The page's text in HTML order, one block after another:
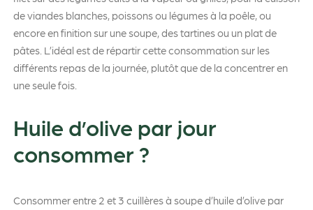
de viandes blanches, poissons ou légumes à la poêle, ou
encore en finition sur une soupe, des tartines ou un plat de
pâtes. L’idéal est de répartir cette consommation sur les
différents repas de la journée, plutôt que de la concentrer en
une seule fois.
Huile d’olive par jour
consommer ?
Consommer entre 2 et 3 cuillères à soupe d’huile d’olive par